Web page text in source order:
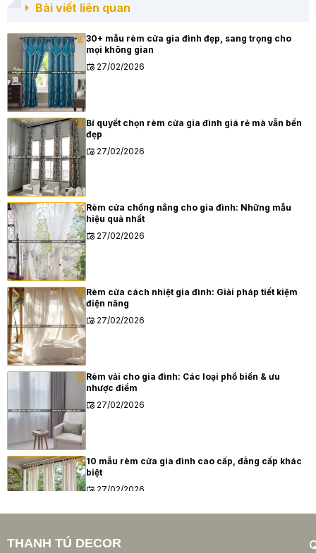
Bài viết liên quan
30+ mẫu rèm cửa gia đình đẹp, sang trọng cho
mọi không gian
27/02/2026
Bí quyết chọn rèm cửa gia đình giá rẻ mà vẫn bền
đẹp
27/02/2026
Rèm cửa chống nắng cho gia đình: Những mẫu
hiệu quả nhất
27/02/2026
Rèm cửa cách nhiệt gia đình: Giải pháp tiết kiệm
điện năng
27/02/2026
Rèm vải cho gia đình: Các loại phổ biến & ưu
nhược điểm
27/02/2026
10 mẫu rèm cửa gia đình cao cấp, đẳng cấp khác
biệt
27/02/2026
Xu hướng rèm cửa gia đình hiện đại năm 2025
THANH TÚ DECOR